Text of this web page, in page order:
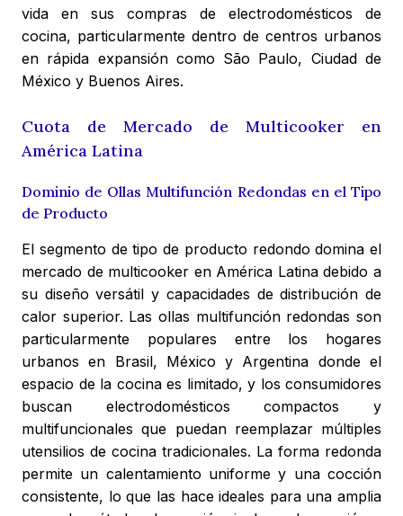
vida en sus compras de electrodomésticos de
cocina, particularmente dentro de centros urbanos
en rápida expansión como São Paulo, Ciudad de
México y Buenos Aires.
Cuota de Mercado de Multicooker en
América Latina
Dominio de Ollas Multifunción Redondas en el Tipo
de Producto
El segmento de tipo de producto redondo domina el
mercado de multicooker en América Latina debido a
su diseño versátil y capacidades de distribución de
calor superior. Las ollas multifunción redondas son
particularmente populares entre los hogares
urbanos en Brasil, México y Argentina donde el
espacio de la cocina es limitado, y los consumidores
buscan electrodomésticos compactos y
multifuncionales que puedan reemplazar múltiples
utensilios de cocina tradicionales. La forma redonda
permite un calentamiento uniforme y una cocción
consistente, lo que las hace ideales para una amplia